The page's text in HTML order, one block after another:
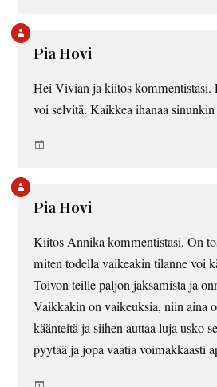
Pia Hovi
Hei Vivian ja kiitos kommentistasi.
voi selvitä. Kaikkea ihanaa
Pia Hovi
Kiitos Annika kommentistasi. On
miten todella vaikeakin tilanne voi
Toivon teille paljon jaksamista ja
Vaikkakin on vaikeuksia, niin aina
käänteitä ja siihen auttaa luja usko
pyytää ja jopa vaatia voimakkaasti